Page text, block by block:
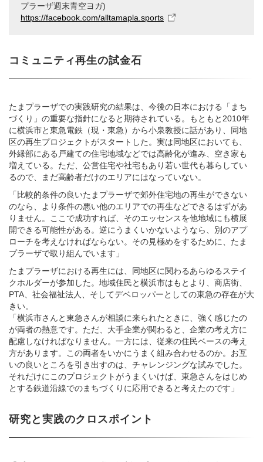
プラーザ週末青空ヨガ)
https://facebook.com/alltamapla.sports
コミュニティ再生の試金石
たまプラーザでの実践研究の結果は、今後の日本における「まち
づくり」の重要な指針になると期待されている。もともと2010年
に横浜市と東急電鉄（現・東急）から小泉教授に話があり、同地
区の再生プロジェクトがスタートした。実は同地区においても、
外縁部にある戸建ての住宅地域などでは高齢化が進み、空き家も
増えている。ただ、公営住宅や社宅もあり若い世代も暮らしてい
るので、まだ高齢者だけのエリアにはなっていない。
「比較的条件の良いたまプラーザで郊外住宅地の再生ができない
のなら、より条件の悪い他のエリアでの再生などできるはずがあ
りません。ここで成功すれば、そのエッセンスを他地域にも横展
開できる可能性がある。逆にうまくいかないようなら、別のアプ
ローチを考えなければならない。その見極めをするために、たま
プラーザで取り組んでいます」
たまプラーザにおける再生には、同地区に関わるあらゆるステイ
クホルダーが参加した。地域住民と横浜市はもとより、商店街、
PTA、社会福祉法人、そしてデベロッパーとしての東急の存在が大
きい。
「横浜市さんと東急さんが相談に来られたときに、強く感じたの
が両者の熱意です。ただ、大手企業が関わると、企業の考え方に
配慮しなければなりません。一方には、従来の住民ベースの考え
方があります。この両者をいかにうまく組み合わせるのか。お互
いの良いところを引き出すのは、チャレンジングな試みでした。
それだけにこのプロジェクトがうまくいけば、東急さんをはじめ
とする鉄道沿線でのまちづくりに応用できると考えたのです」
研究と実践のクロスポイント